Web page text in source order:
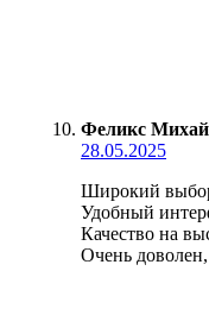
Феликс
28.05.2025
Широкий выбор
Удобный
Качество на
Очень